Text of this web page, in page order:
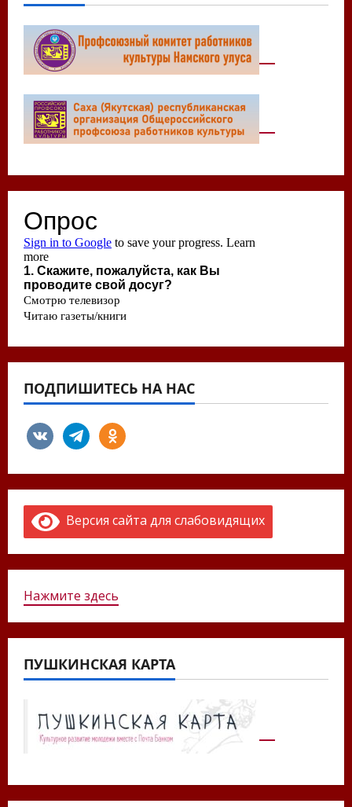
ПОДПИШИТЕСЬ НА НАС
vkontaktetelegramodnoklassniki
Версия сайта для слабовидящих
Нажмите здесь
ПУШКИНСКАЯ КАРТА